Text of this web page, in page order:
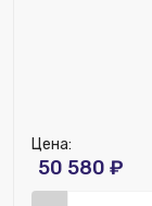
Цена:
50 580 ₽